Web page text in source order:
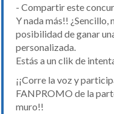
- Compartir este
Y nada más!! ¿Sencillo,
posibilidad de ganar
personalizada.
Estás a un clik de
¡¡Corre la voz y
FANPROMO de la
muro!!